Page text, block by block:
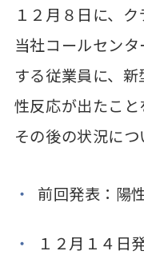
１２月８日に、
当社コールセン
する従業員に、
性反応が出たこと
その後の状況につ
前回発表：陽
１２月１４日